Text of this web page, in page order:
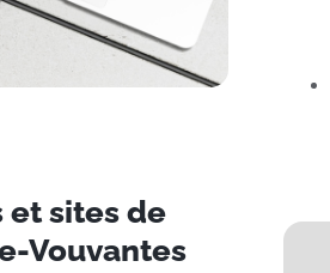
sites de
Vouvantes